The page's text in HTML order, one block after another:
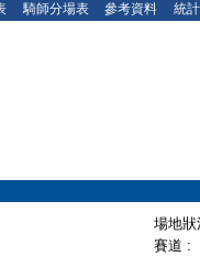
騎師分場表 參考資料 統
場地
賽道 :